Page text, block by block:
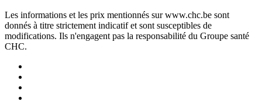
Les informations et les prix mentionnés sur www.chc.be sont
donnés à titre strictement indicatif et sont susceptibles de
modifications. Ils n'engagent pas la responsabilité du Groupe santé
CHC.